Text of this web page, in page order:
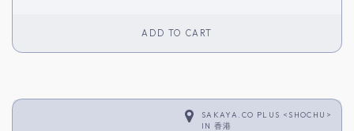
ADD TO CART
SAKAYA.CO PLUS <SHOCHU>
IN 香港